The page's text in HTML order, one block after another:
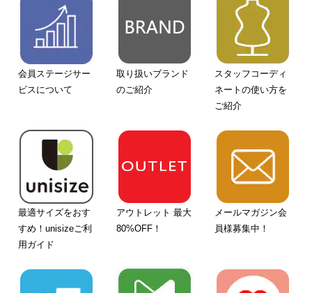
会員ステージサー
ビスについて
取り扱いブランド
のご紹介
スタッフコーディ
ネートの使い方を
ご紹介
最適サイズをおす
すめ！unisizeご利
用ガイド
アウトレット 最大
80%OFF！
メールマガジン会
員様募集中！